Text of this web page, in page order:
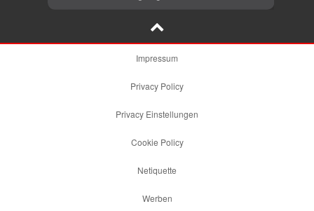
Impressum
Privacy Policy
Privacy Einstellungen
Cookie Policy
Netiquette
Werben